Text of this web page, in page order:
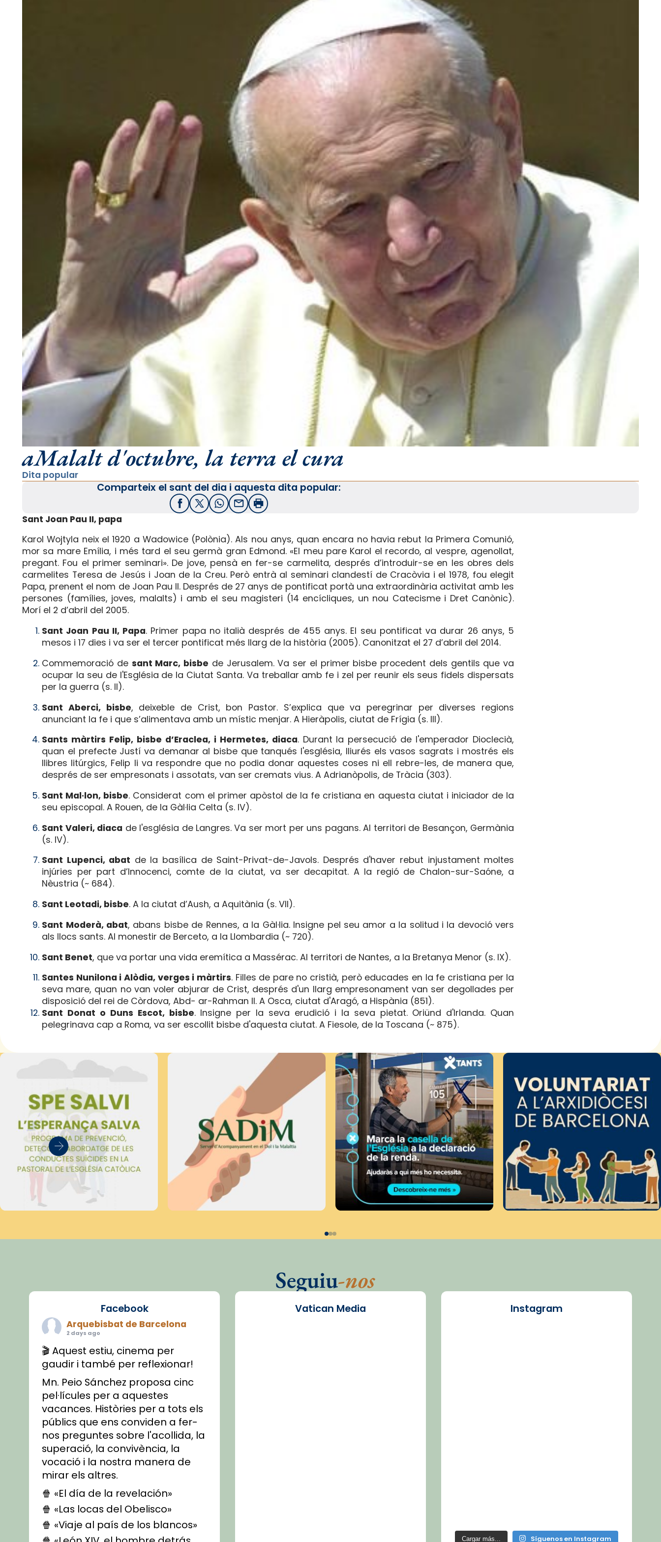
aMalalt d'octubre, la terra el cura
Dita popular
Comparteix el sant del dia i aquesta dita popular:
FacebookX / Twitter
WhatsApp
EmailImprimir
Sant Joan Pau II, papa
Karol Wojtyla neix el 1920 a Wadowice (Polònia). Als nou anys, quan encara no havia rebut la Primera Comunió,
mor sa mare Emília, i més tard el seu germà gran Edmond. «El meu pare Karol el recordo, al vespre, agenollat,
pregant. Fou el primer seminari». De jove, pensà en fer-se carmelita, després d’introduir-se en les obres dels
carmelites Teresa de Jesús i Joan de la Creu. Però entrà al seminari clandestí de Cracòvia i el 1978, fou elegit
Papa, prenent el nom de Joan Pau II. Després de 27 anys de pontificat portà una extraordinària activitat amb les
persones (famílies, joves, malalts) i amb el seu magisteri (14 encícliques, un nou Catecisme i Dret Canònic).
Morí el 2 d’abril del 2005.
Sant Joan Pau II, Papa. Primer papa no italià després de 455 anys. El seu pontificat va durar 26 anys, 5
mesos i 17 dies i va ser el tercer pontificat més llarg de la història (2005). Canonitzat el 27 d’abril del 2014.
Commemoració de sant Marc, bisbe de Jerusalem. Va ser el primer bisbe procedent dels gentils que va
ocupar la seu de l'Església de la Ciutat Santa. Va treballar amb fe i zel per reunir els seus fidels dispersats
per la guerra (s. II).
Sant Aberci, bisbe, deixeble de Crist, bon Pastor. S’explica que va peregrinar per diverses regions
anunciant la fe i que s’alimentava amb un místic menjar. A Hieràpolis, ciutat de Frígia (s. III).
Sants màrtirs Felip, bisbe d’Eraclea, i Hermetes, diaca. Durant la persecució de l'emperador Dioclecià,
quan el prefecte Justí va demanar al bisbe que tanqués l'església, lliurés els vasos sagrats i mostrés els
llibres litúrgics, Felip li va respondre que no podia donar aquestes coses ni ell rebre-les, de manera que,
després de ser empresonats i assotats, van ser cremats vius. A Adrianòpolis, de Tràcia (303).
Sant Mal·lon, bisbe. Considerat com el primer apòstol de la fe cristiana en aquesta ciutat i iniciador de la
seu episcopal. A Rouen, de la Gàl·lia Celta (s. IV).
Sant Valeri, diaca de l'església de Langres. Va ser mort per uns pagans. Al territori de Besançon, Germània
(s. IV).
Sant Lupenci, abat de la basílica de Saint-Privat-de-Javols. Després d'haver rebut injustament moltes
injúries per part d’Innocenci, comte de la ciutat, va ser decapitat. A la regió de Chalon-sur-Saóne, a
Nèustria (~ 684).
Sant Leotadi, bisbe. A la ciutat d’Aush, a Aquitània (s. VII).
Sant Moderà, abat, abans bisbe de Rennes, a la Gàl·lia. Insigne pel seu amor a la solitud i la devoció vers
als llocs sants. Al monestir de Berceto, a la Llombardia (~ 720).
Sant Benet, que va portar una vida eremítica a Massérac. Al territori de Nantes, a la Bretanya Menor (s. IX).
Santes Nunilona i Alòdia, verges i màrtirs. Filles de pare no cristià, però educades en la fe cristiana per la
seva mare, quan no van voler abjurar de Crist, després d'un llarg empresonament van ser degollades per
disposició del rei de Còrdova, Abd- ar-Rahman II. A Osca, ciutat d'Aragó, a Hispània (851).
Sant Donat o Duns Escot, bisbe. Insigne per la seva erudició i la seva pietat. Oriünd d'Irlanda. Quan
pelegrinava cap a Roma, va ser escollit bisbe d'aquesta ciutat. A Fiesole, de la Toscana (~ 875).
Seguiu-nos
Facebook
Arquebisbat de Barcelona
2 days ago
🎬 Aquest estiu, cinema per
gaudir i també per reflexionar!
Mn. Peio Sánchez proposa cinc
pel·lícules per a aquestes
vacances. Històries per a tots els
públics que ens conviden a fer-
nos preguntes sobre l'acollida, la
superació, la convivència, la
vocació i la nostra manera de
mirar els altres.
🍿 «El día de la revelación»
🍿 «Las locas del Obelisco»
🍿 «Viaje al país de los blancos»
Vatican Media Instagram
Cargar más... Síguenos en Instagram